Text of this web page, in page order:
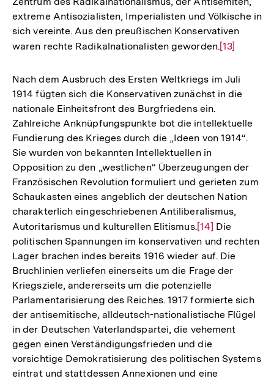
extreme Antisozialisten, Imperialisten und Völkische in
sich vereinte. Aus den preußischen Konservativen
waren rechte Radikalnationalisten geworden.Zur
der
Fußnote
[13]
Nach dem Ausbruch des Ersten Weltkriegs im Juli
1914 fügten sich die Konservativen zunächst in die
nationale Einheitsfront des Burgfriedens ein.
Zahlreiche Anknüpfungspunkte bot die intellektuelle
Fundierung des Krieges durch die „Ideen von 1914“.
Sie wurden von bekannten Intellektuellen in
Opposition zu den „westlichen“ Überzeugungen der
Französischen Revolution formuliert und gerieten zum
Schaukasten eines angeblich der deutschen Nation
charakterlich eingeschriebenen Antiliberalismus,
Autoritarismus und kulturellen Elitismus.Zur
Auflösung
der
Fußnote
[14] Die
politischen Spannungen im konservativen und rechten
Lager brachen indes bereits 1916 wieder auf. Die
Bruchlinien verliefen einerseits um die Frage der
Kriegsziele, andererseits um die potenzielle
Parlamentarisierung des Reiches. 1917 formierte sich
der antisemitische, alldeutsch-nationalistische Flügel
in der Deutschen Vaterlandspartei, die vehement
gegen einen Verständigungsfrieden und die
vorsichtige Demokratisierung des politischen Systems
eintrat und stattdessen Annexionen und eine